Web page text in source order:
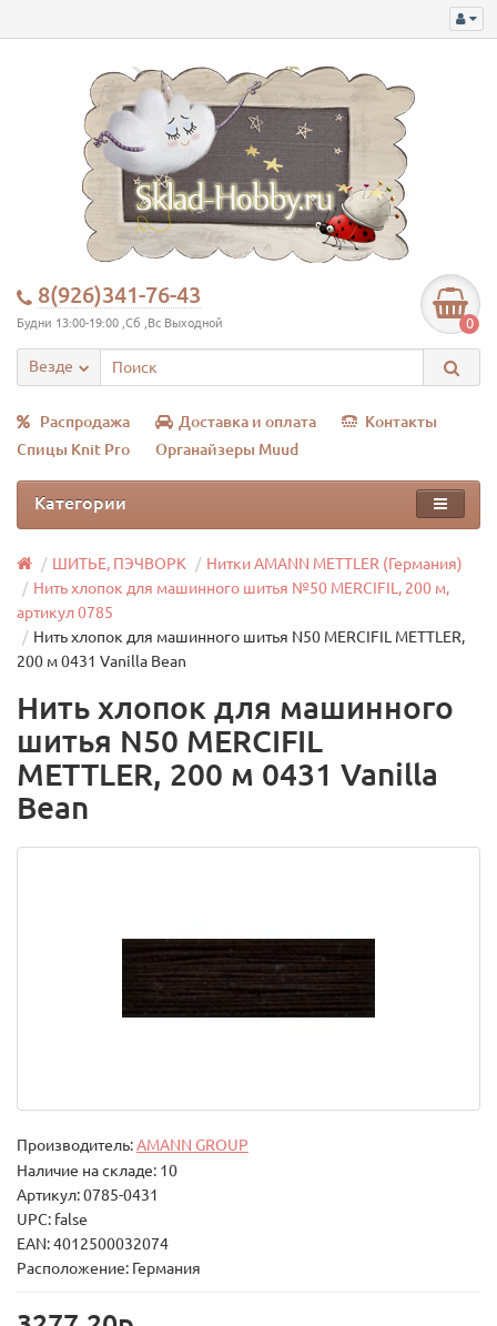
8(926)341-76-43
Будни 13:00-19:00 ,Сб ,Вс Выходной 0
Везде
Распродажа Доставка и оплата
Контакты
Спицы Knit Pro
Органайзеры Muud
Категории
ШИТЬЕ, ПЭЧВОРК
Нитки AMANN METTLER (Германия)
Нить хлопок для машинного шитья №50 MERCIFIL, 200 м,
артикул 0785
Нить хлопок для машинного шитья N50 MERCIFIL METTLER,
200 м 0431 Vanilla Bean
Нить хлопок для машинного
шитья N50 MERCIFIL
METTLER, 200 м 0431 Vanilla
Bean
Производитель:AMANN GROUP
Наличие на складе: 10
Артикул: 0785-0431
UPC: false
EAN: 4012500032074
Расположение: Германия